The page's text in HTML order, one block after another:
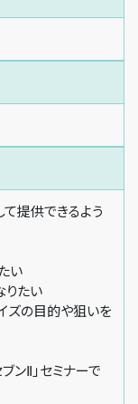
提供できるよう
い
りたい
ズの目的や狙いを
ンⅡ」セミナーで